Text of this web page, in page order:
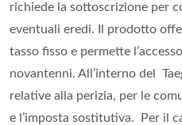
richiede la sottoscrizione per
eventuali eredi. Il prodotto
tasso fisso e permette
novantenni. All’interno del
relative alla perizia, per le
e l’imposta sostitutiva. Per il